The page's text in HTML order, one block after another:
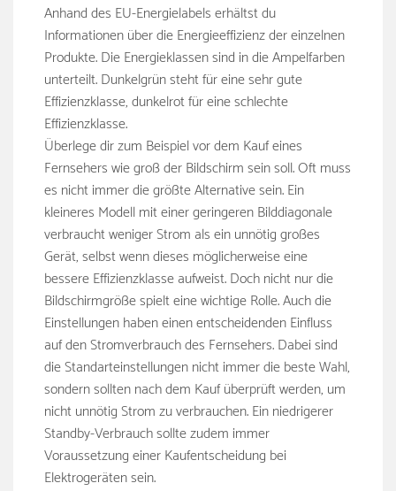
Anhand des EU-Energielabels erhältst du
Informationen über die Energieeffizienz der einzelnen
Produkte. Die Energieklassen sind in die Ampelfarben
unterteilt. Dunkelgrün steht für eine sehr gute
Effizienzklasse, dunkelrot für eine schlechte
Effizienzklasse.
Überlege dir zum Beispiel vor dem Kauf eines
Fernsehers wie groß der Bildschirm sein soll. Oft muss
es nicht immer die größte Alternative sein. Ein
kleineres Modell mit einer geringeren Bilddiagonale
verbraucht weniger Strom als ein unnötig großes
Gerät, selbst wenn dieses möglicherweise eine
bessere Effizienzklasse aufweist. Doch nicht nur die
Bildschirmgröße spielt eine wichtige Rolle. Auch die
Einstellungen haben einen entscheidenden Einfluss
auf den Stromverbrauch des Fernsehers. Dabei sind
die Standarteinstellungen nicht immer die beste Wahl,
sondern sollten nach dem Kauf überprüft werden, um
nicht unnötig Strom zu verbrauchen. Ein niedrigerer
Standby-Verbrauch sollte zudem immer
Voraussetzung einer Kaufentscheidung bei
Elektrogeräten sein.